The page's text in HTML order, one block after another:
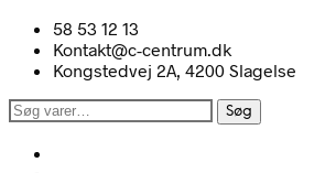
58 53 12 13
Kontakt@c-centrum.dk
Kongstedvej 2A, 4200 Slagelse
Søg
Søg